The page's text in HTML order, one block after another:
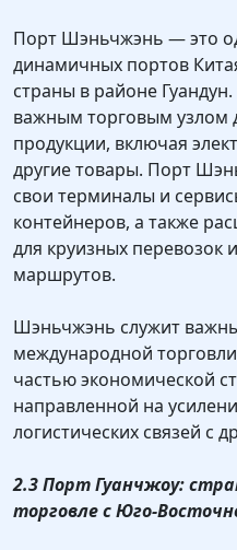
Порт Шэньчжэнь — это
динамичных портов
страны в районе
важным торговым узлом
продукции, включая
другие товары. Порт
свои терминалы и
контейнеров, а также
для круизных перевозок
маршрутов.
Шэньчжэнь служит
международной
частью экономической
направленной на
логистических связей с
2.3 Порт Гуанчжоу:
торговле с Юго-